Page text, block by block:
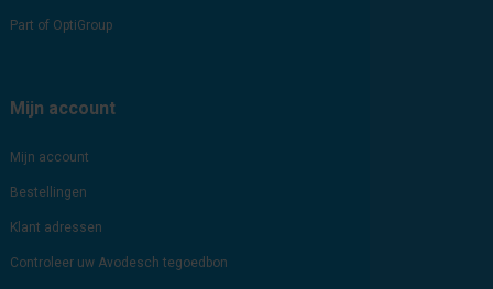
Part of OptiGroup
Mijn account
Mijn account
Bestellingen
Klant adressen
Controleer uw Avodesch tegoedbon